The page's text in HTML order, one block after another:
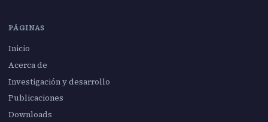
PÁGINAS
Inicio
Acerca de
Investigación y desarrollo
Publicaciones
Downloads